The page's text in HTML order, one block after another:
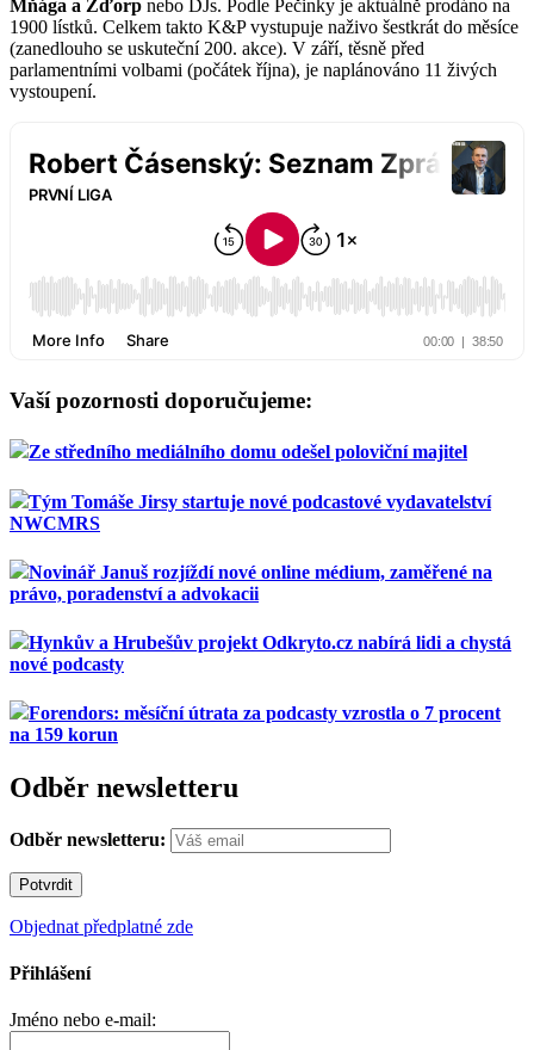
Mňága a Žďorp nebo DJs. Podle Pečinky je aktuálně prodáno na
1900 lístků. Celkem takto K&P vystupuje naživo šestkrát do měsíce
(zanedlouho se uskuteční 200. akce). V září, těsně před
parlamentními volbami (počátek října), je naplánováno 11 živých
vystoupení.
Vaší pozornosti doporučujeme:
Ze středního mediálního domu odešel poloviční majitel
Tým Tomáše Jirsy startuje nové podcastové vydavatelství
NWCMRS
Novinář Januš rozjíždí nové online médium, zaměřené na
právo, poradenství a advokacii
Hynkův a Hrubešův projekt Odkryto.cz nabírá lidi a chystá
nové podcasty
Forendors: měsíční útrata za podcasty vzrostla o 7 procent
na 159 korun
Odběr newsletteru
Odběr newsletteru:
Objednat předplatné zde
Přihlášení
Jméno nebo e-mail: